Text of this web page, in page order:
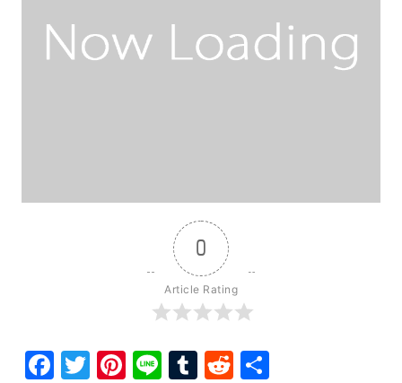
0
Article Rating
Facebook
Twitter
Pinterest
LineTumblr
Reddit